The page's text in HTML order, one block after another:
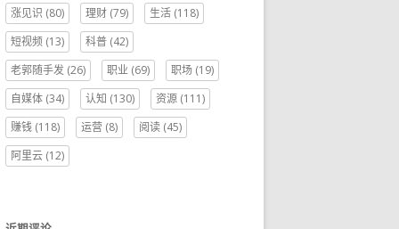
涨见识 (80) 理财 (79) 生活 (118)
短视频 (13) 科普 (42)
老郭随手发 (26) 职业 (69) 职场 (19)
自媒体 (34) 认知 (130) 资源 (111)
赚钱 (118) 运营 (8) 阅读 (45)
阿里云 (12)